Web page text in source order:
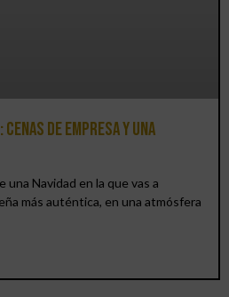
cenas de empresa y una
una Navidad en la que vas a
más auténtica, en una atmósfera